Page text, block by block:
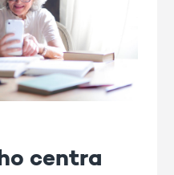
centra